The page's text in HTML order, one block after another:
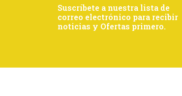
Suscríbete a nuestra lista de
correo electrónico para recibir
noticias y Ofertas primero.